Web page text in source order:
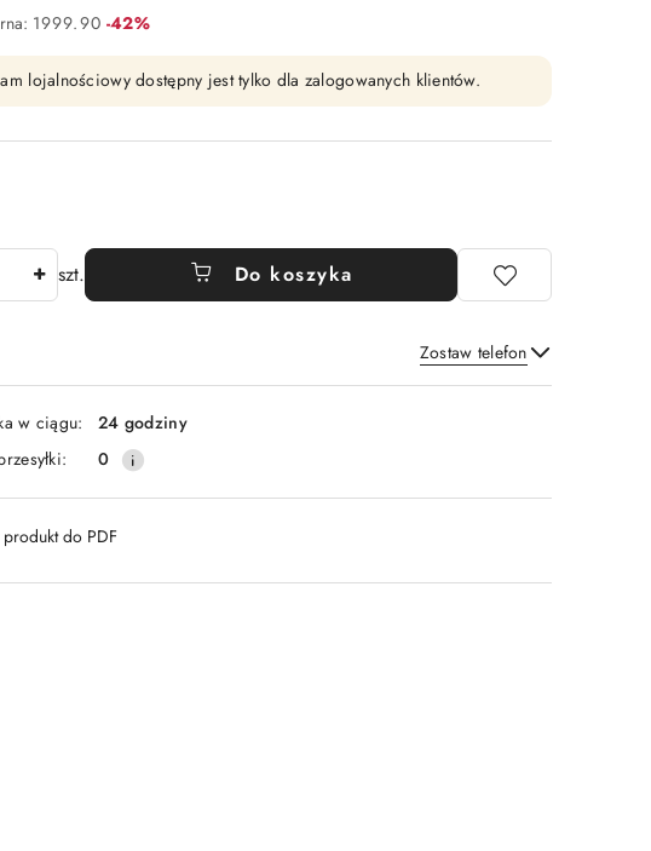
1999.90 Rabat:
-42%
lojalnościowy dostępny jest tylko dla zalogowanych klientów.
szt. Do koszyka
Zostaw telefon
Wyślij
w ciągu:
24 godziny
0
do PDF